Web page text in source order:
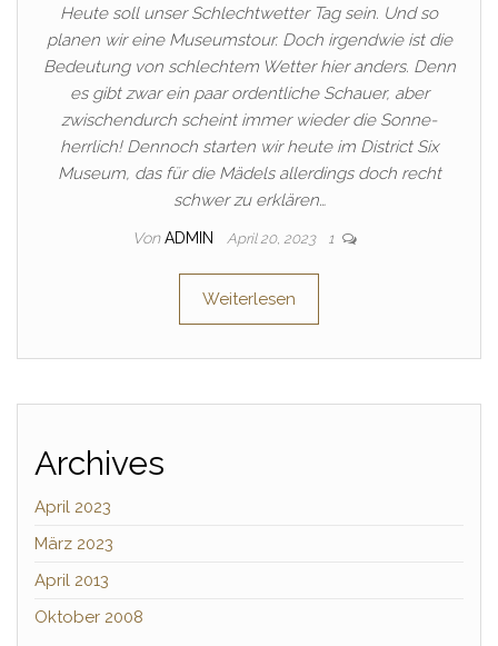
Heute soll unser Schlechtwetter Tag sein. Und so
planen wir eine Museumstour. Doch irgendwie ist die
Bedeutung von schlechtem Wetter hier anders. Denn
es gibt zwar ein paar ordentliche Schauer, aber
zwischendurch scheint immer wieder die Sonne-
herrlich! Dennoch starten wir heute im District Six
Museum, das für die Mädels allerdings doch recht
schwer zu erklären…
Von ADMIN April 20, 2023 1
Weiterlesen
Archives
April 2023
März 2023
April 2013
Oktober 2008